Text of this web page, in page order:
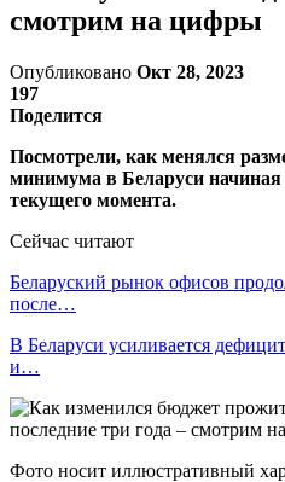
смотрим на цифры
Опубликовано Окт 28, 2023
197
Поделится
Посмотрели, как менялся
минимума в Беларуси начиная
текущего момента.
Сейчас читают
Беларуский рынок офисов
после…
В Беларуси усиливается
и…
Фото носит иллюстративный